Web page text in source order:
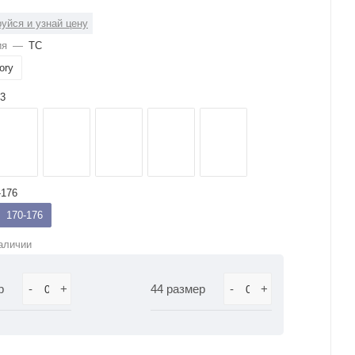
и узнай цену
— ТС
170-176
- + 44 размер - +